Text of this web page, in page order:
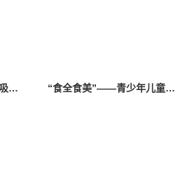
流感真不能硬扛！儿童呼吸科专家：有种情况比白肺更急更可怕 “食全食美”——青少年儿童过年如何健康饮食？